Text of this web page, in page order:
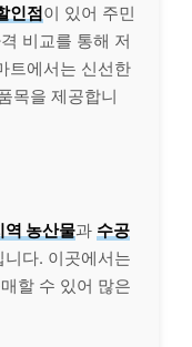
인점이 있어 주민
비교를 통해 저
트에서는 신선한
목을 제공합니
역 농산물과 수공
다. 이곳에서는
할 수 있어 많은